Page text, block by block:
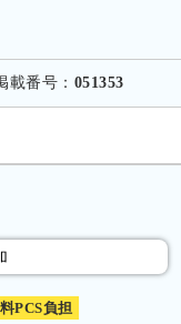
載番号： 051353
PCS負担